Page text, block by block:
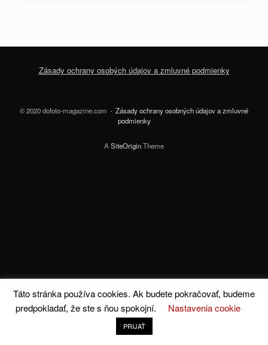
Zásady ochrany osobých údajov a zmluvné podmienky
© 2020 dofoto-magazine.com
Zásady ochrany osobných údajov a zmluvné
podmienky
A SiteOriginTheme
Táto stránka používa cookies. Ak budete pokračovať, budeme
predpokladať, že ste s ňou spokojní.
Nastavenia cookie
PRIJAŤ